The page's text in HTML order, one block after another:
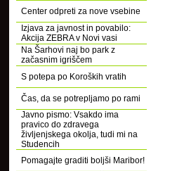
Center odpreti za nove vsebine
Izjava za javnost in povabilo:
Akcija ZEBRA v Novi vasi
Na Šarhovi naj bo park z
začasnim igriščem
S potepa po Koroških vratih
Čas, da se potrepljamo po rami
Javno pismo: Vsakdo ima
pravico do zdravega
življenjskega okolja, tudi mi na
Studencih
Pomagajte graditi boljši Maribor!